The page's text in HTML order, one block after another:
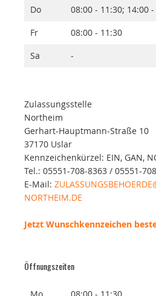
Do
08:00 - 11:30; 14:00
Fr
08:00 - 11:30
Sa
-
Zulassungsstelle
Northeim
Gerhart-Hauptmann-Straße 10
37170 Uslar
Kennzeichenkürzel: EIN, GAN,
Tel.: 05551-708-8363 / 05551-
E-Mail:
NORTHEIM.DE
Jetzt Wunschkennzeichen
Öffnungszeiten